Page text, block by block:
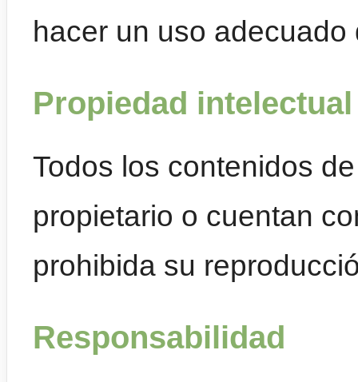
hacer un uso adecuado
Propiedad intelectual
Todos los contenidos
propietario o cuentan
prohibida su
Responsabilidad